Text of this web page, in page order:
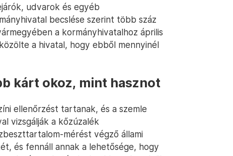
udvarok és egyéb
becslése szerint több száz
a kormányhivatalhoz április
a hivatal, hogy ebből mennyinél
kárt okoz, mint hasznot
ellenőrzést tartanak, és a szemle
vizsgálják a kőzúzalék
mérést végző állami
és fennáll annak a lehetősége, hogy